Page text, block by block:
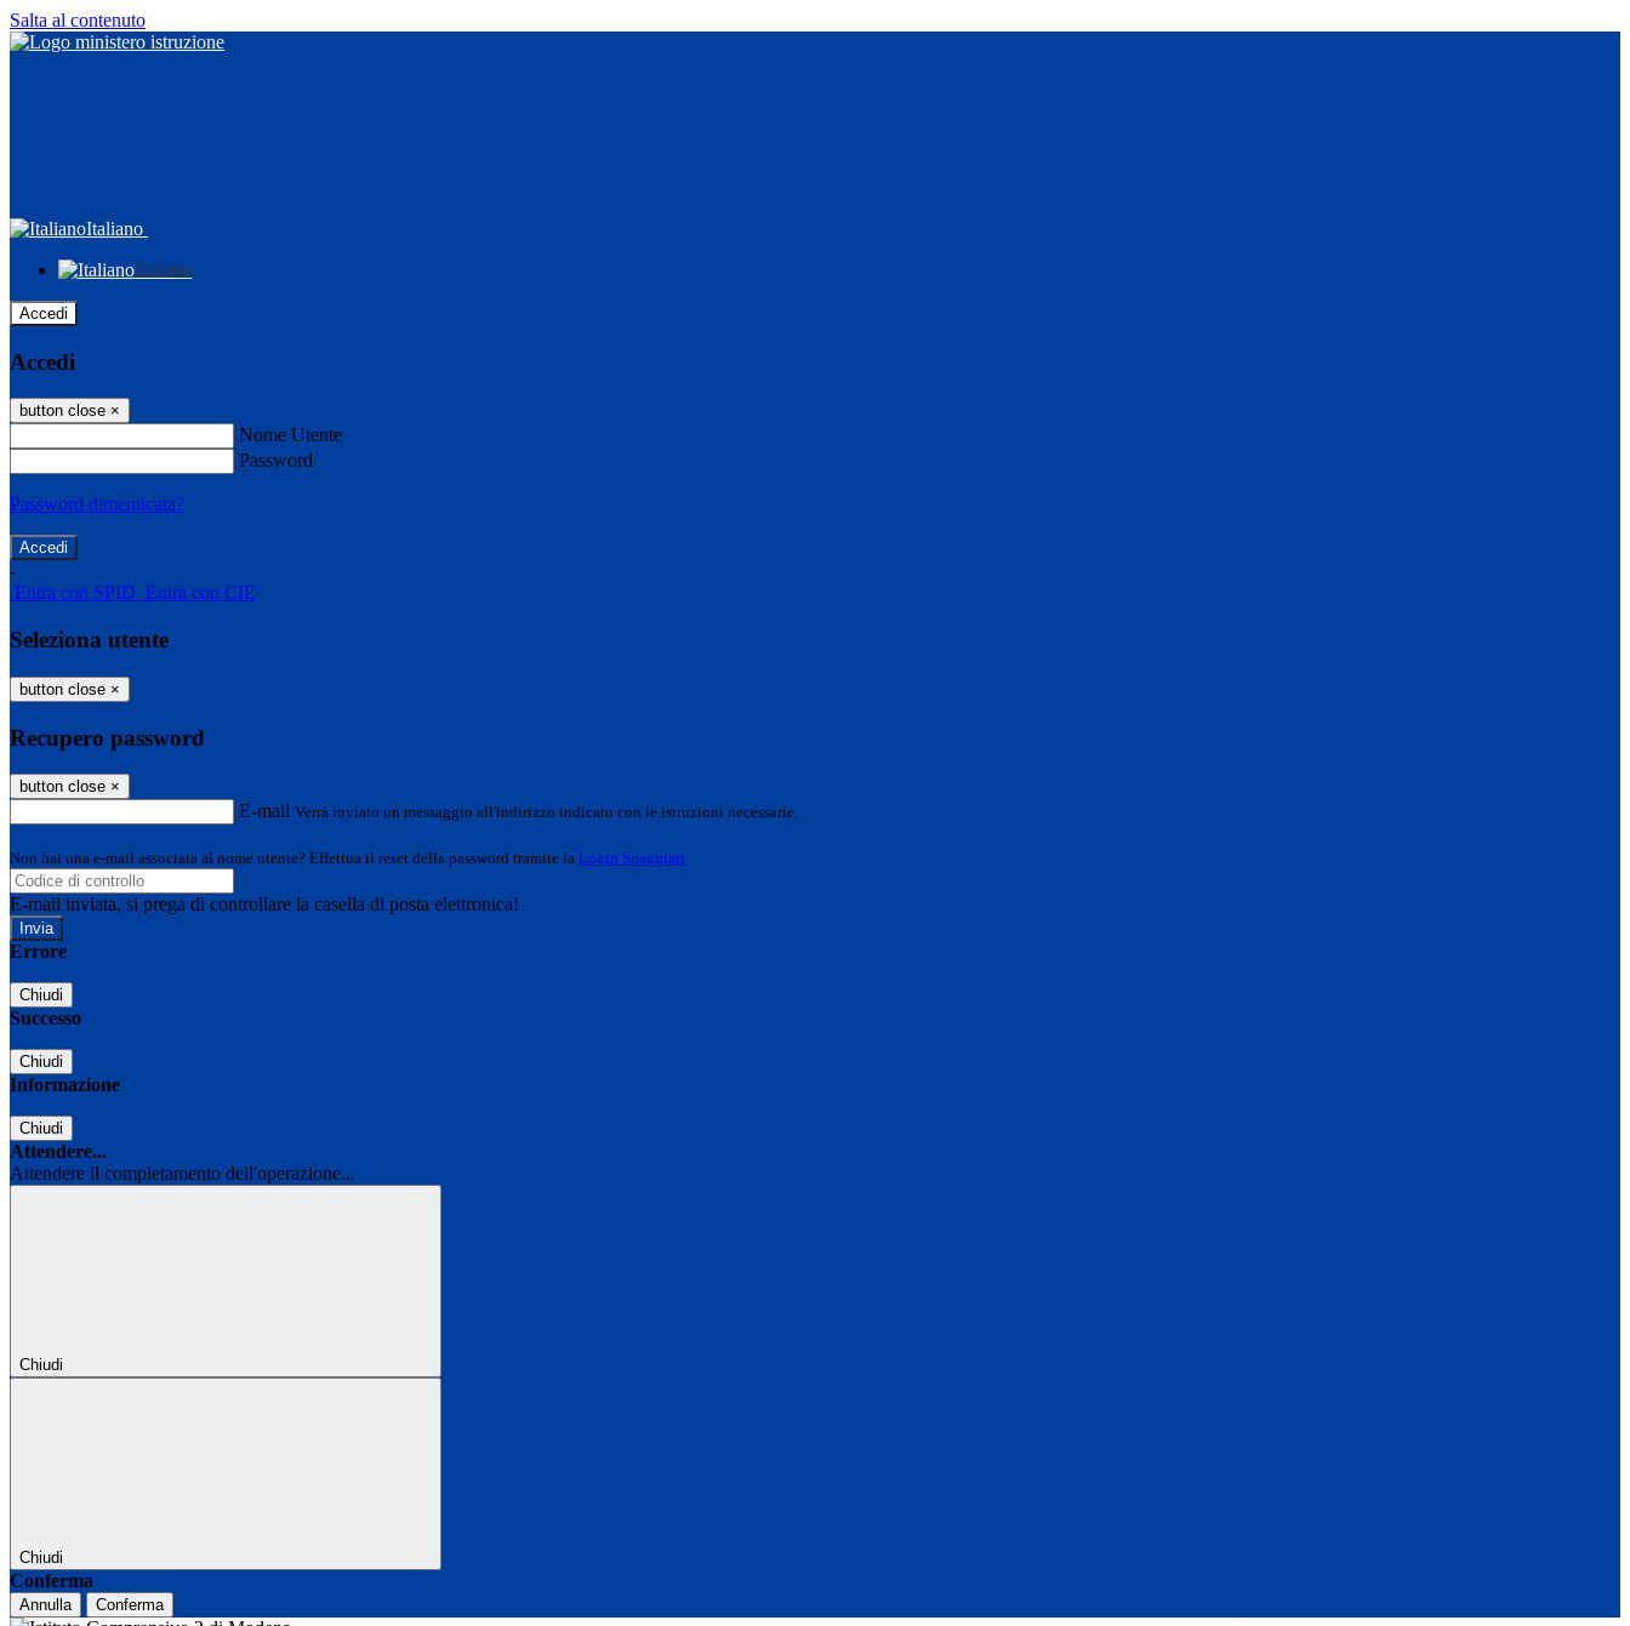
Salta al contenuto
Italiano
Italiano
Accedi
Accedi
button close ×
Nome Utente
Password
Password dimenticata?
-
Entra con SPID Entra con CIE
Seleziona utente
button close ×
Recupero password
button close ×
E-mail Verrà inviato un messaggio all'indirizzo indicato con le istruzioni necessarie.
Non hai una e-mail associata al nome utente? Effettua il reset della password tramite la Login Spaggiari
E-mail inviata, si prega di controllare la casella di posta elettronica!
Errore
Chiudi
Successo
Chiudi
Informazione
Chiudi
Attendere...
Attendere il completamento dell'operazione...
Chiudi
Chiudi
Conferma
Annulla Conferma